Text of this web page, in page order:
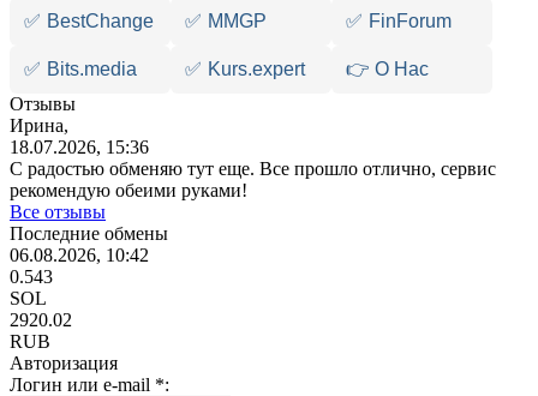
✅ BestChange ✅ MMGP ✅ FinForum
✅ Bits.media ✅ Kurs.expert
👉 О Нас
Отзывы
Ирина,
18.07.2026, 15:36
С радостью обменяю тут еще. Все прошло отлично, сервис
рекомендую обеими руками!
Все отзывы
Последние обмены
06.08.2026, 10:42
0.543
SOL
2920.02
RUB
Авторизация
Логин или e-mail *: